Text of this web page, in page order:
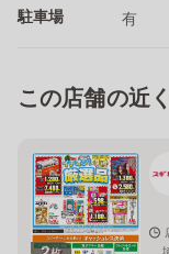
駐車場 有
この店舗の近